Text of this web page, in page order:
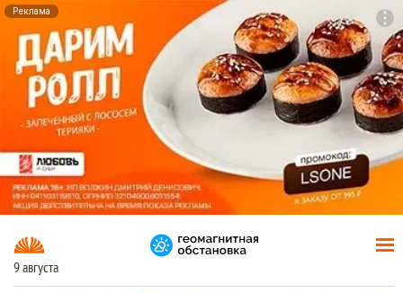
Реклама
9 августа